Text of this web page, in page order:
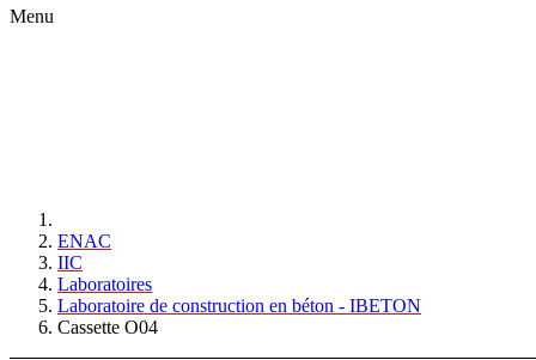
Menu
ENAC
IIC
Laboratoires
Laboratoire de construction en béton - IBETON
Cassette O04